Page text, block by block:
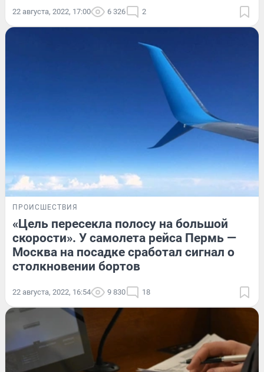
22 августа, 2022, 17:00 6 326 2
ПРОИСШЕСТВИЯ
«Цель пересекла полосу на большой
скорости». У самолета рейса Пермь —
Москва на посадке сработал сигнал о
столкновении бортов
22 августа, 2022, 16:54 9 830 18